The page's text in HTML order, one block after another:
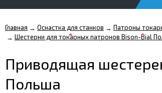
Главная → Оснастка для станков → Патроны
→ Шестерни для токарных патронов Bison-Bial
Приводящая
Польша